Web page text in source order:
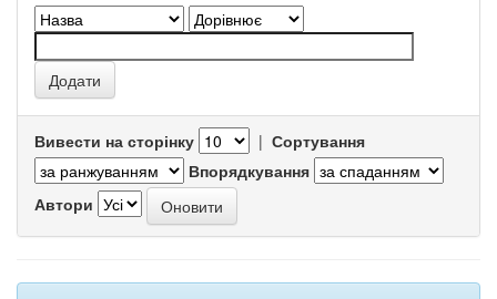
Вивести на сторінку | Сортування
Впорядкування
Автори